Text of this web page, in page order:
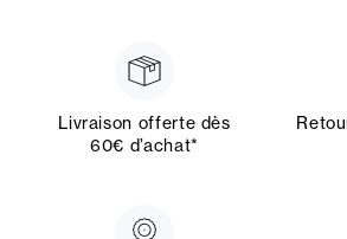
Livraison offerte dès
60€ d’achat*